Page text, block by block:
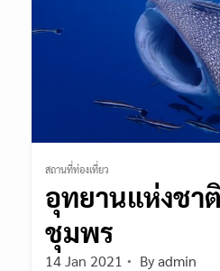
สถานที่ท่องเที่ยว
อุทยานแห่งชา
ชุมพร
14 Jan 2021 Byadmin